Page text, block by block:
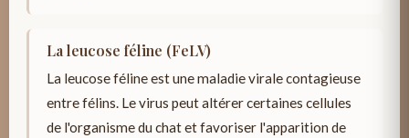
La leucose féline (FeLV)
La leucose féline est une maladie virale contagieuse
entre félins. Le virus peut altérer certaines cellules
de l'organisme du chat et favoriser l'apparition de